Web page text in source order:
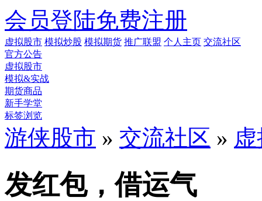
会员登陆免费注册
虚拟股市 模拟炒股 模拟期货 推广联盟 个人主页 交流社区
官方公告
虚拟股市
模拟&实战
期货商品
新手学堂
标签浏览
游侠股市 » 交流社区 »
发红包，借运气